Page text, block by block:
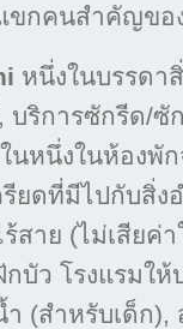
ขกคนสำคัญขอ
หนึ่งในบรรดา
ริการซักรีด/ซั
นหนึ่งในห้องพั
ยดที่มีไปกับสิ่ง
สาย (ไม่เสียค่
บัว โรงแรมใ
(สำหรับเด็ก),